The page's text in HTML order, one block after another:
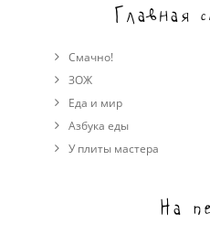
Главная
Смачно!
ЗОЖ
Еда и мир
Азбука еды
У плиты мастера
На